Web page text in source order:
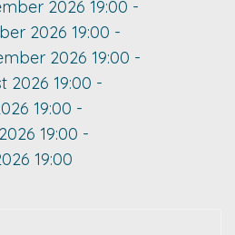
2026 19:00 -
2026 19:00 -
2026 19:00 -
2026 19:00 -
19:00 -
19:00 -
19:00